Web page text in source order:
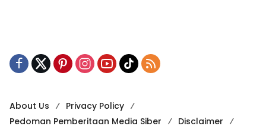
About Us
Privacy Policy
Pedoman Pemberitaan Media Siber
Disclaimer